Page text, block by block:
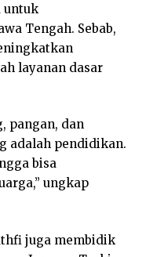
untuk
Tengah. Sebab,
layanan dasar
pangan, dan
adalah pendidikan.
bisa
ungkap
juga membidik